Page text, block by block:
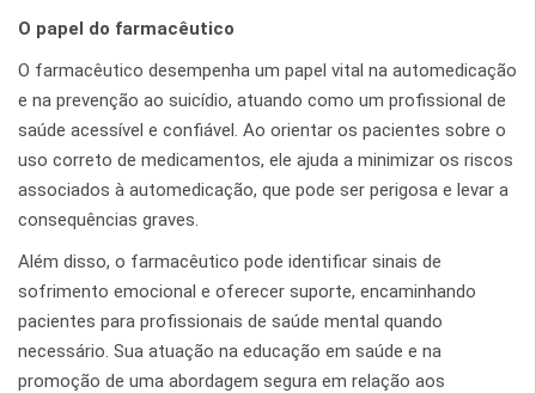
O papel do farmacêutico
O farmacêutico desempenha um papel vital na automedicação
e na prevenção ao suicídio, atuando como um profissional de
saúde acessível e confiável. Ao orientar os pacientes sobre o
uso correto de medicamentos, ele ajuda a minimizar os riscos
associados à automedicação, que pode ser perigosa e levar a
consequências graves.
Além disso, o farmacêutico pode identificar sinais de
sofrimento emocional e oferecer suporte, encaminhando
pacientes para profissionais de saúde mental quando
necessário. Sua atuação na educação em saúde e na
promoção de uma abordagem segura em relação aos